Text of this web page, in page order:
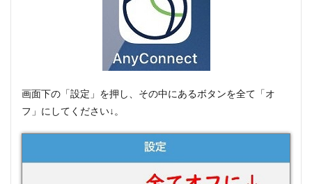
画面下の「設定」を押し、その中にあるボタンを全て「オ
フ」にしてください↓。